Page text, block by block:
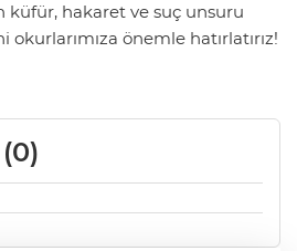
küfür, hakaret ve suç unsuru
önemle hatırlatırız!
0)